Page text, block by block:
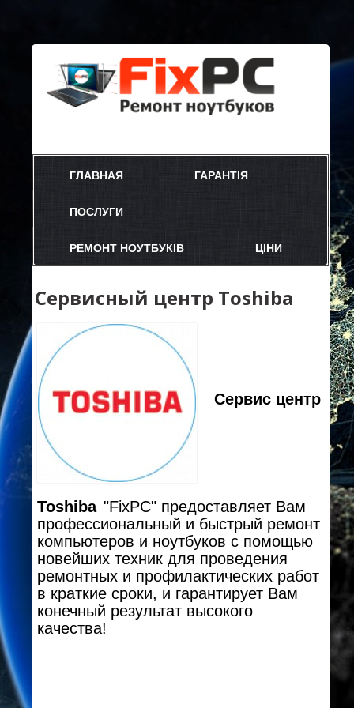
ГЛАВНАЯ ГАРАНТІЯ
ПОСЛУГИ
РЕМОНТ НОУТБУКІВ ЦІНИ
Сервисный центр Toshiba
Сервис центр
Toshiba "FixPC" предоставляет Вам
профессиональный и быстрый ремонт
компьютеров и ноутбуков с помощью
новейших техник для проведения
ремонтных и профилактических работ
в краткие сроки, и гарантирует Вам
конечный результат высокого
качества!